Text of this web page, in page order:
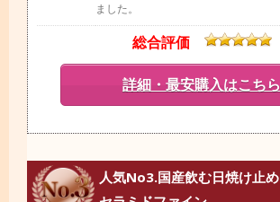
ました。
総合評価
詳細・最安購入はこちら
人気No3.国産飲む日焼け止め